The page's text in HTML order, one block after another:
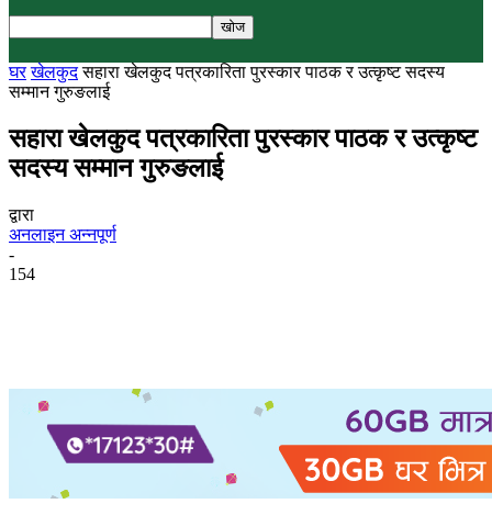
घर खेलकुद सहारा खेलकुद पत्रकारिता पुरस्कार पाठक र उत्कृष्ट सदस्य
सम्मान गुरुङलाई
सहारा खेलकुद पत्रकारिता पुरस्कार पाठक र उत्कृष्ट
सदस्य सम्मान गुरुङलाई
द्वारा
अनलाइन अन्नपूर्ण
-
154